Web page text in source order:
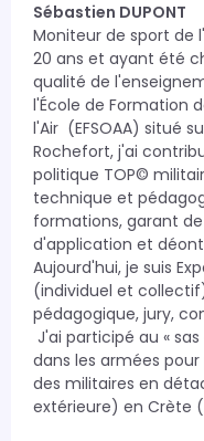
Sébastien DUPONT
Moniteur de sport de
20 ans et ayant été
qualité de
l'École de Formation
l'Air  (EFSOAA) situé
Rochefort, j'ai
politique TOP©
technique et
formations, garant
d'application et
Aujourd'hui, je suis
(individuel et
pédagogique, jury,
dans les armées
des militaires en
extérieure) en Crète